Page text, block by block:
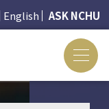
English ASK NCHU